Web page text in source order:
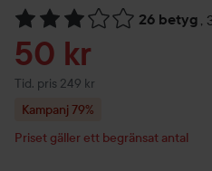
26 betyg ,
Hoppa till Betyg &
Reapris
50 kr
Tid. pris 249 kr
Tidigare pris 249 kr
Kampanj 79%
Priset gäller ett begränsat antal